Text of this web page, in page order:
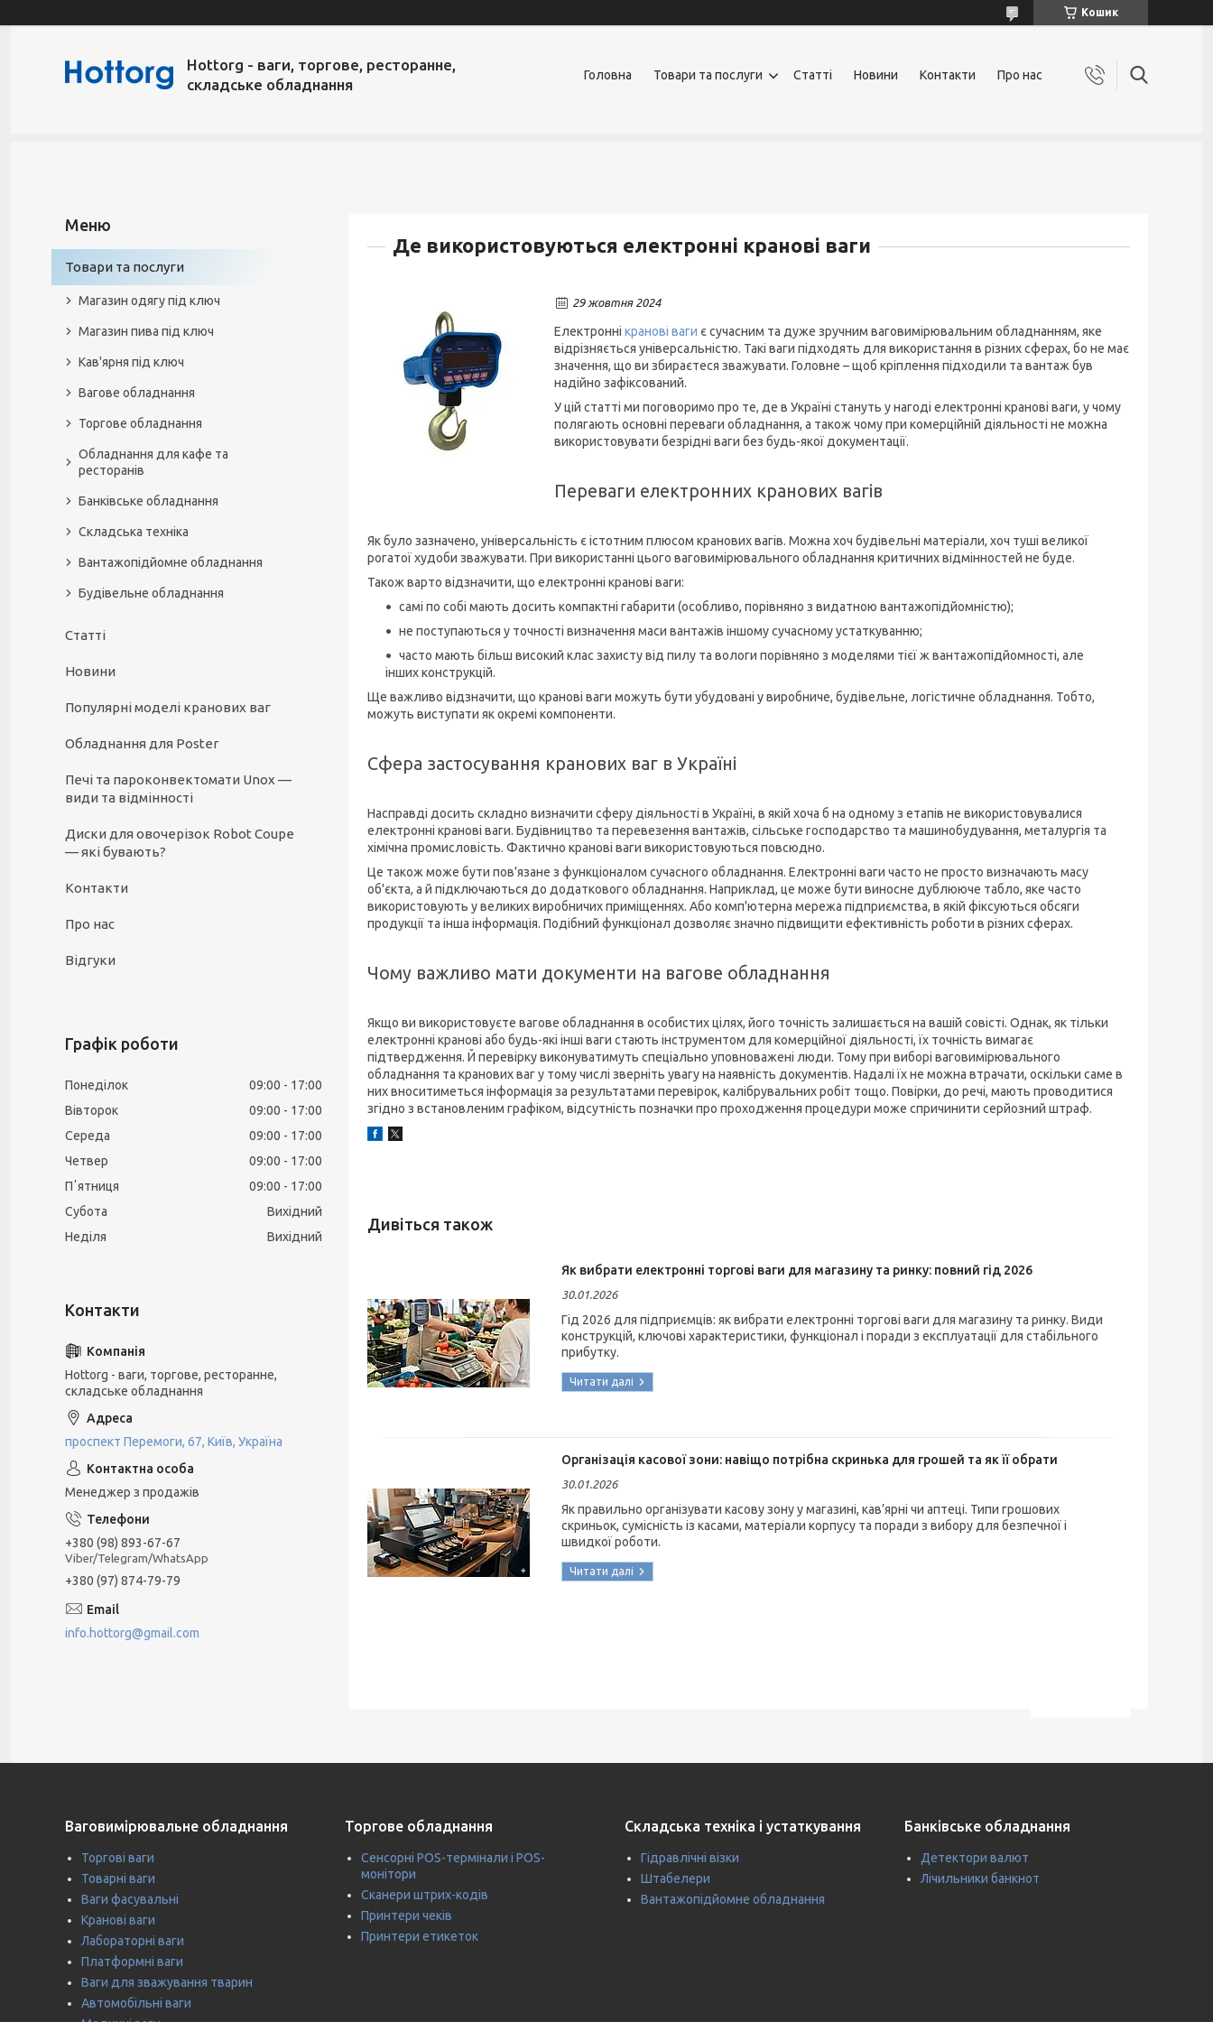
Кошик
Hottorg - ваги, торгове, ресторанне,
складське обладнання
Головна Товари та послуги Статті Новини Контакти Про нас
Де використовуються електронні кранові ваги
29 жовтня 2024
Електронні кранові ваги є сучасним та дуже зручним ваговимірювальним обладнанням, яке
відрізняється універсальністю. Такі ваги підходять для використання в різних сферах, бо не має
значення, що ви збираєтеся зважувати. Головне – щоб кріплення підходили та вантаж був
надійно зафіксований.
У цій статті ми поговоримо про те, де в Україні стануть у нагоді електронні кранові ваги, у чому
полягають основні переваги обладнання, а також чому при комерційній діяльності не можна
використовувати безрідні ваги без будь-якої документації.
Переваги електронних кранових вагів
Як було зазначено, універсальність є істотним плюсом кранових вагів. Можна хоч будівельні матеріали, хоч туші великої
рогатої худоби зважувати. При використанні цього ваговимірювального обладнання критичних відмінностей не буде.
Також варто відзначити, що електронні кранові ваги:
самі по собі мають досить компактні габарити (особливо, порівняно з видатною вантажопідйомністю);
не поступаються у точності визначення маси вантажів іншому сучасному устаткуванню;
часто мають більш високий клас захисту від пилу та вологи порівняно з моделями тієї ж вантажопідйомності, але
інших конструкцій.
Ще важливо відзначити, що кранові ваги можуть бути убудовані у виробниче, будівельне, логістичне обладнання. Тобто,
можуть виступати як окремі компоненти.
Сфера застосування кранових ваг в Україні
Насправді досить складно визначити сферу діяльності в Україні, в якій хоча б на одному з етапів не використовувалися
електронні кранові ваги. Будівництво та перевезення вантажів, сільське господарство та машинобудування, металургія та
хімічна промисловість. Фактично кранові ваги використовуються повсюдно.
Це також може бути пов'язане з функціоналом сучасного обладнання. Електронні ваги часто не просто визначають масу
об'єкта, а й підключаються до додаткового обладнання. Наприклад, це може бути виносне дублююче табло, яке часто
використовують у великих виробничих приміщеннях. Або комп'ютерна мережа підприємства, в якій фіксуються обсяги
продукції та інша інформація. Подібний функціонал дозволяє значно підвищити ефективність роботи в різних сферах.
Чому важливо мати документи на вагове обладнання
Якщо ви використовуєте вагове обладнання в особистих цілях, його точність залишається на вашій совісті. Однак, як тільки
електронні кранові або будь-які інші ваги стають інструментом для комерційної діяльності, їх точність вимагає
підтвердження. Й перевірку виконуватимуть спеціально уповноважені люди. Тому при виборі ваговимірювального
обладнання та кранових ваг у тому числі зверніть увагу на наявність документів. Надалі їх не можна втрачати, оскільки саме в
них вноситиметься інформація за результатами перевірок, калібрувальних робіт тощо. Повірки, до речі, мають проводитися
згідно з встановленим графіком, відсутність позначки про проходження процедури може спричинити серйозний штраф.
Як вибрати електронні торгові ваги для магазину та ринку: повний гід 2026
30.01.2026
Гід 2026 для підприємців: як вибрати електронні торгові ваги для магазину та ринку. Види
конструкцій, ключові характеристики, функціонал і поради з експлуатації для стабільного
прибутку.
Організація касової зони: навіщо потрібна скринька для грошей та як її обрати
30.01.2026
Як правильно організувати касову зону у магазині, кав’ярні чи аптеці. Типи грошових
скриньок, сумісність із касами, матеріали корпусу та поради з вибору для безпечної і
швидкої роботи.
Товари та послуги
Магазин одягу під ключ
Магазин пива під ключ
Кав'ярня під ключ
Вагове обладнання
Торгове обладнання
Обладнання для кафе та
ресторанів
Банківське обладнання
Складська техніка
Вантажопідйомне обладнання
Будівельне обладнання
Статті
Новини
Популярні моделі кранових ваг
Обладнання для Poster
Печі та пароконвектомати Unox —
види та відмінності
Диски для овочерізок Robot Coupe
— які бувають?
Контакти
Про нас
Відгуки
Графік роботи
Понеділок 09:00
17:00
Вівторок
09:00
17:00
Середа
09:00
17:00
Четвер
09:00
17:00
Пʼятниця
09:00
17:00
Субота
Вихідний
Неділя
Вихідний
Hottorg - ваги, торгове, ресторанне,
складське обладнання
проспект Перемоги, 67, Київ, Україна
Менеджер з продажів
+380 (98) 893-67-67
Viber/Telegram/WhatsApp
+380 (97) 874-79-79
info.hottorg@gmail.com
Ваговимірювальне обладнання
Торгові ваги
Товарні ваги
Ваги фасувальні
Кранові ваги
Лабораторні ваги
Платформні ваги
Ваги для зважування тварин
Автомобільні ваги
Торгове обладнання
Сенсорні POS-термінали і POS-
монітори
Сканери штрих-кодів
Принтери чеків
Принтери етикеток
Складська техніка і устаткування
Гідравлічні візки
Штабелери
Вантажопідйомне обладнання
Банківське обладнання
Детектори валют
Лічильники банкнот